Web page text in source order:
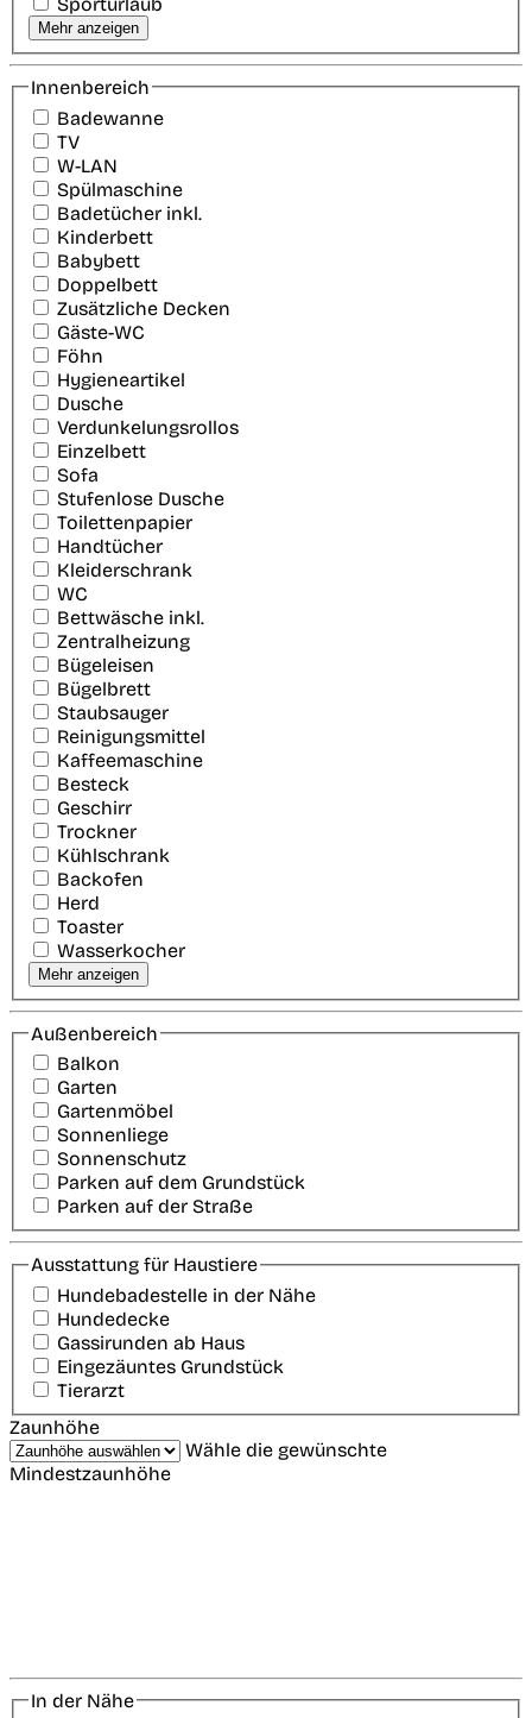
Mehr anzeigen
Innenbereich
Badewanne
TV
W-LAN
Spülmaschine
Badetücher inkl.
Kinderbett
Babybett
Doppelbett
Zusätzliche Decken
Gäste-WC
Föhn
Hygieneartikel
Dusche
Verdunkelungsrollos
Einzelbett
Sofa
Stufenlose Dusche
Toilettenpapier
Handtücher
Kleiderschrank
WC
Bettwäsche inkl.
Zentralheizung
Bügeleisen
Bügelbrett
Staubsauger
Reinigungsmittel
Kaffeemaschine
Besteck
Geschirr
Trockner
Kühlschrank
Backofen
Herd
Toaster
Wasserkocher
Mehr anzeigen
Außenbereich
Balkon
Garten
Gartenmöbel
Sonnenliege
Sonnenschutz
Parken auf dem Grundstück
Parken auf der Straße
Ausstattung für Haustiere
Hundebadestelle in der Nähe
Hundedecke
Gassirunden ab Haus
Eingezäuntes Grundstück
Tierarzt
Zaunhöhe
Wähle die gewünschte
Mindestzaunhöhe
In der Nähe